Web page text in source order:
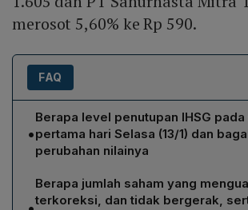
merosot 5,60% ke Rp 590.
FAQ
•
Berapa level penutupan IHSG
pertama hari Selasa (13/1) dan
perubahan nilainya
IHSG ditutup di zona merah pada sesi
Selasa, 13 Januari, turun 0,10 poin atau
Berapa jumlah saham yang
terkoreksi, dan tidak bergerak,